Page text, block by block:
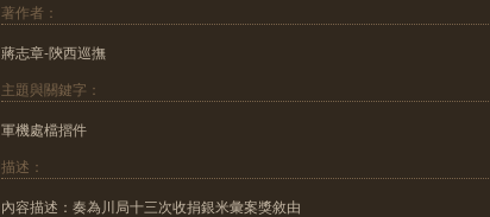
著作者：
蔣志章-陝西巡撫
主題與關鍵字：
軍機處檔摺件
描述：
內容描述：奏為川局十三次收捐銀米彙案獎敘由